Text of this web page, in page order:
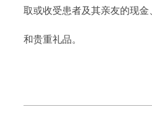
取或收受患者及其亲友的现
和贵重礼品。